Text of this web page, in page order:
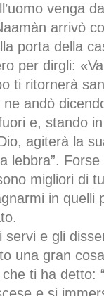
venga
arrivò
porta della
per dirgli:
ti ritornerà
andò
e, stando
agiterà la
lebbra”. Forse
migliori di
in quelli
servi e gli
una gran
ti ha detto: